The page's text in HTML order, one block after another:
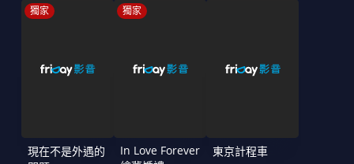
獨家
現在不是外遇的
獨家
In Love Forever
東京計程車